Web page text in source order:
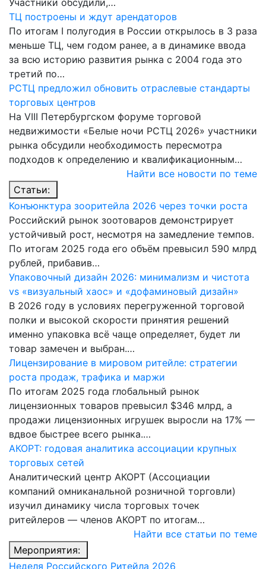
ТЦ построены и ждут арендаторов
По итогам I полугодия в России открылось в 3 раза
меньше ТЦ, чем годом ранее, а в динамике ввода
за всю историю развития рынка с 2004 года это
третий по…
РСТЦ предложил обновить отраслевые стандарты
торговых центров
На VIII Петербургском форуме торговой
недвижимости «Белые ночи РСТЦ 2026» участники
рынка обсудили необходимость пересмотра
подходов к определению и квалификационным…
Найти все новости по теме
Статьи:
Конъюнктура зооритейла 2026 через точки роста
Российский рынок зоотоваров демонстрирует
устойчивый рост, несмотря на замедление темпов.
По итогам 2025 года его объём превысил 590 млрд
рублей, прибавив…
Упаковочный дизайн 2026: минимализм и чистота
vs «визуальный хаос» и «дофаминовый дизайн»
В 2026 году в условиях перегруженной торговой
полки и высокой скорости принятия решений
именно упаковка всё чаще определяет, будет ли
товар замечен и выбран.…
Лицензирование в мировом ритейле: стратегии
роста продаж, трафика и маржи
По итогам 2025 года глобальный рынок
лицензионных товаров превысил $346 млрд, а
продажи лицензионных игрушек выросли на 17% —
вдвое быстрее всего рынка.…
АКОРТ: годовая аналитика ассоциации крупных
торговых сетей
Аналитический центр АКОРТ (Ассоциации
компаний омниканальной розничной торговли)
изучил динамику числа торговых точек
ритейлеров — членов АКОРТ по итогам…
Найти все статьи по теме
Мероприятия:
Неделя Российского Ритейла 2026